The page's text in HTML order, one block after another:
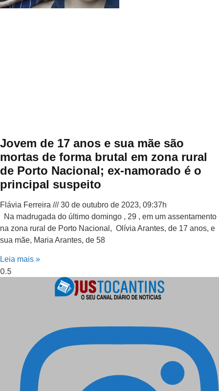
Jovem de 17 anos e sua mãe são
mortas de forma brutal em zona rural
de Porto Nacional; ex-namorado é o
principal suspeito
Flávia Ferreira
30 de outubro de 2023, 09:37h
Na madrugada do último domingo , 29 , em um assentamento
na zona rural de Porto Nacional, Olívia Arantes, de 17 anos, e
sua mãe, Maria Arantes, de 58
Leia mais »